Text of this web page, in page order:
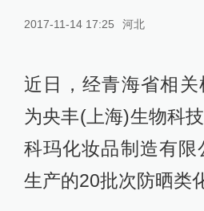
2017-11-14 17:25 河北
近日，经青海省相
为央丰(上海)生物科
科玛化妆品制造有限
生产的20批次防晒类